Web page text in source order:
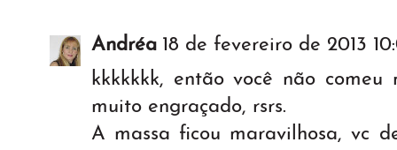
Andréa 18 de fevereiro de 2013
kkkkkkk, então você não comeu
muito engraçado, rsrs.
A massa ficou maravilhosa, vc